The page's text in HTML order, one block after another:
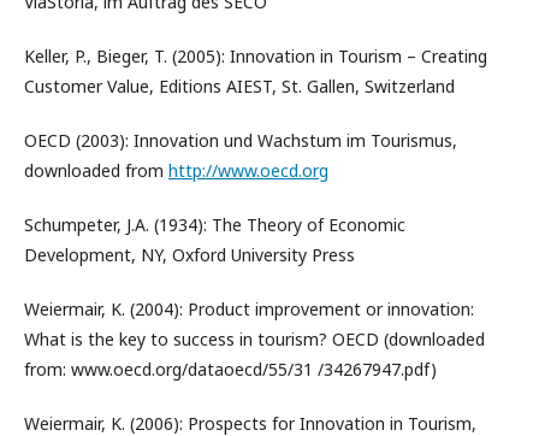
Keller, P., Bieger, T. (2005): Innovation in Tourism – Creating
Customer Value, Editions AIEST, St. Gallen, Switzerland
OECD (2003): Innovation und Wachstum im Tourismus,
downloaded from http://www.oecd.org
Schumpeter, J.A. (1934): The Theory of Economic
Development, NY, Oxford University Press
Weiermair, K. (2004): Product improvement or innovation:
What is the key to success in tourism? OECD (downloaded
from: www.oecd.org/dataoecd/55/31 /34267947.pdf)
Weiermair, K. (2006): Prospects for Innovation in Tourism,